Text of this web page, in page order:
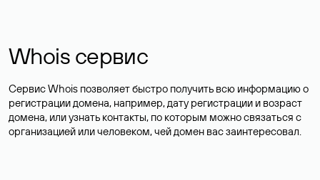
Whois сервис
Сервис Whois позволяет быстро получить всю информацию о
регистрации домена, например, дату регистрации и возраст
домена, или узнать контакты, по которым можно связаться с
организацией или человеком, чей домен вас заинтересовал.